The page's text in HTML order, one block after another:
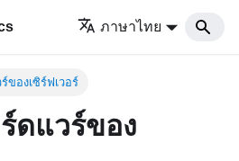
ภาษาไทย
ของเซิร์ฟเวอร์
ดแวร์ของ